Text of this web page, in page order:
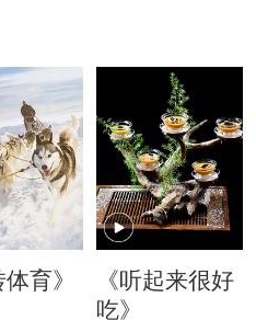
体育》
《听起来很好
吃》